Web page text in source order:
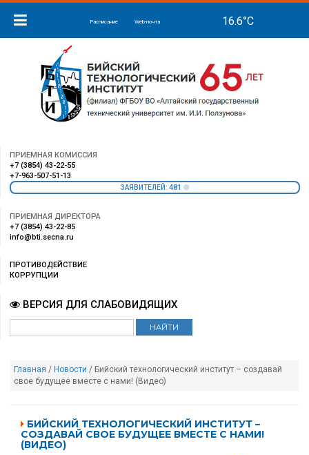
Расписание Web-почта
ПРИЕМНАЯ КОМИССИЯ
+7 (3854) 43-22-55
+7-963-507-51-13
ЗАЯВИТЕЛЕЙ: 481
ПРИЕМНАЯ ДИРЕКТОРА
+7 (3854) 43-22-85
info@bti.secna.ru
ПРОТИВОДЕЙСТВИЕ
КОРРУПЦИИ
ВЕРСИЯ ДЛЯ СЛАБОВИДЯЩИХ
Главная / Новости / Бийский технологический институт – создавай
свое будущее вместе с нами! (Видео)
БИЙСКИЙ ТЕХНОЛОГИЧЕСКИЙ ИНСТИТУТ –
СОЗДАВАЙ СВОЕ БУДУЩЕЕ ВМЕСТЕ С НАМИ!
(ВИДЕО)